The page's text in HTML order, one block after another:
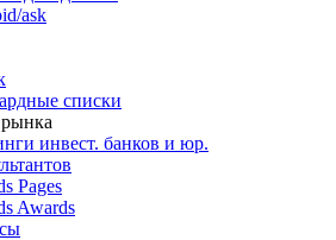
ask
списки
инвест. банков и юр.
Pages
Awards